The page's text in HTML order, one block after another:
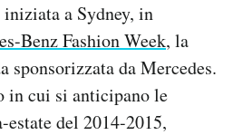
a Sydney, in
Benz Fashion Week, la
sponsorizzata da Mercedes.
in cui si anticipano le
del 2014-2015,